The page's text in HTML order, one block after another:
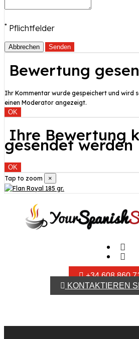
* Pflichtfelder
Abbrechen Senden
Bewertung
Ihr Kommentar wurde gespeichert und wird
einen Moderator angezeigt.
OK
Ihre Bewertung
gesendet werden
OK
Tap to zoom
×
+34 608 860
KONTAKTIEREN